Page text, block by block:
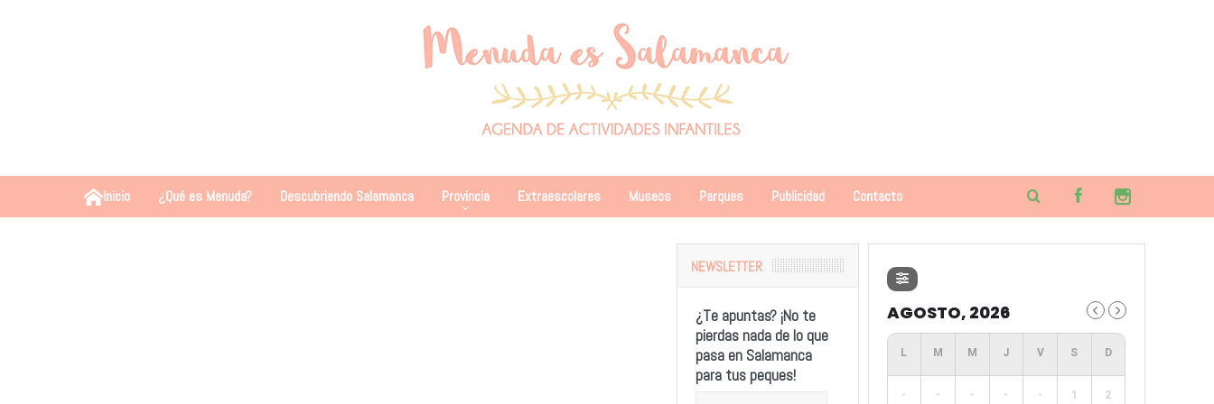
Inicio ¿Qué es Menuda? Descubriendo Salamanca Provincia Extraescolares Museos Parques Publicidad Contacto
NEWSLETTER
¿Te apuntas? ¡No te
pierdas nada de lo que
pasa en Salamanca
para tus peques!
AGOSTO, 2026
- - - - - 1 2